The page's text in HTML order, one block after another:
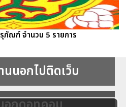
ภัณฑ์ จำนวน 5 รายการ
นนอกไปติดเว็บ